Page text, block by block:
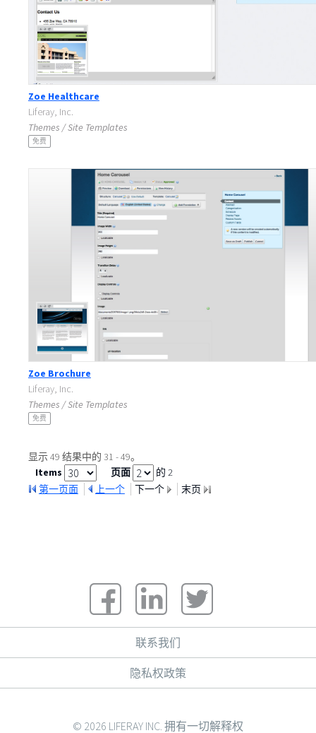
Zoe Healthcare
Liferay, Inc.
Themes / Site Templates
免费
Zoe Brochure
Liferay, Inc.
Themes / Site Templates
免费
显示 49 结果中的 31 - 49。
Items
页面
的 2
第一页面
上一个 下一个 末页
联系我们
隐私权政策
© 2026 LIFERAY INC. 拥有一切解释权